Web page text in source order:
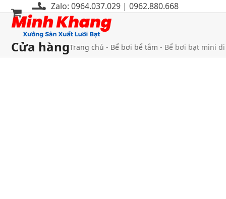
qua
dung
Zalo: 0964.037.029 | 0962.880.668
Mở
menu
di
Đóng
menu
di
Cửa hàngTrang chủ - Bể bơi bể tắm - Bể bơi bạt mini